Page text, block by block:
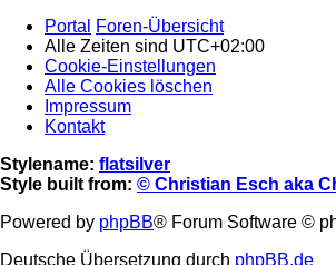
Portal
Foren-Übersicht
Alle Zeiten sind UTC+02:00
Cookie-Einstellungen
Alle Cookies löschen
Impressum
Kontakt
Stylename: flatsilver
Style built from: © Christian Esch aka
Powered by phpBB® Forum Software ©
Deutsche Übersetzung durch phpBB.de